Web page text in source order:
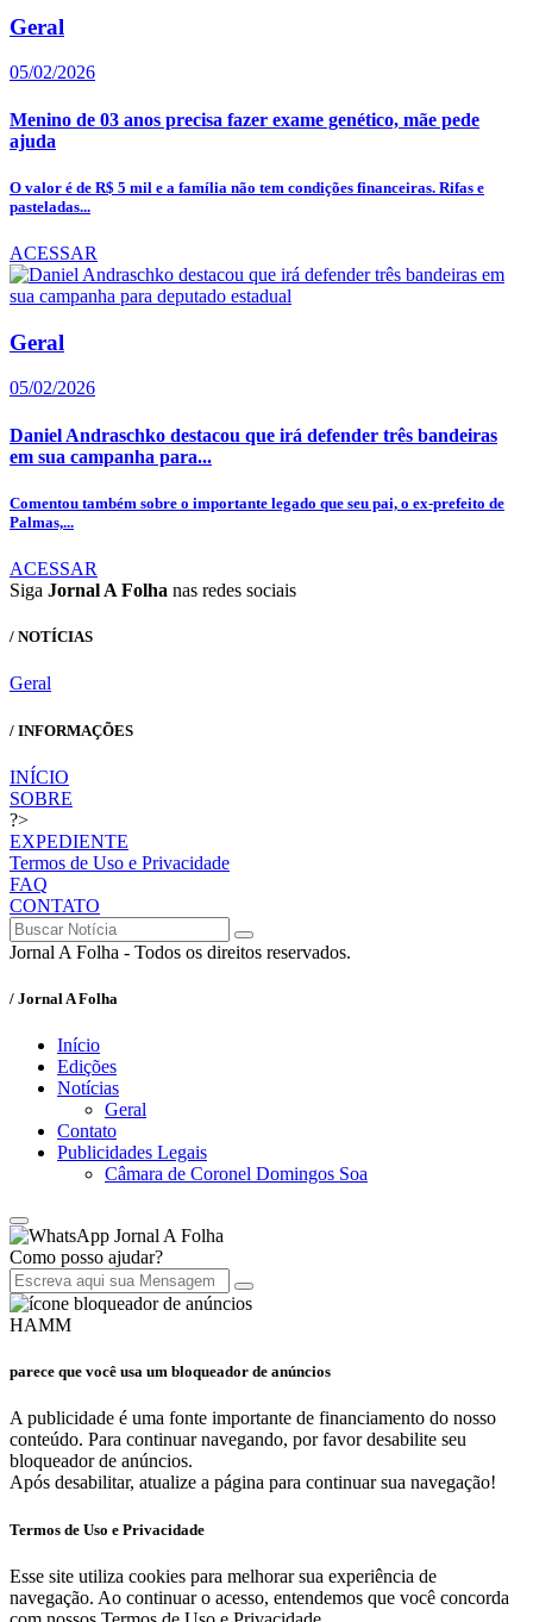
Geral
05/02/2026
Menino de 03 anos precisa fazer exame genético, mãe pede
ajuda
O valor é de R$ 5 mil e a família não tem condições financeiras. Rifas e
pasteladas...
ACESSAR
Geral
05/02/2026
Daniel Andraschko destacou que irá defender três bandeiras
em sua campanha para...
Comentou também sobre o importante legado que seu pai, o ex-prefeito de
Palmas,...
ACESSAR
Siga Jornal A Folha nas redes sociais
/ NOTÍCIAS
Geral
/ INFORMAÇÕES
INÍCIO
SOBRE
?>
EXPEDIENTE
Termos de Uso e Privacidade
FAQ
CONTATO
Jornal A Folha - Todos os direitos reservados.
/ Jornal A Folha
Início
Edições
Notícias
Geral
Contato
Publicidades Legais
Câmara de Coronel Domingos Soa
Jornal A Folha
Como posso ajudar?
HAMM
parece que você usa um bloqueador de anúncios
A publicidade é uma fonte importante de financiamento do nosso
conteúdo. Para continuar navegando, por favor desabilite seu
bloqueador de anúncios.
Após desabilitar, atualize a página para continuar sua navegação!
Termos de Uso e Privacidade
Esse site utiliza cookies para melhorar sua experiência de
navegação. Ao continuar o acesso, entendemos que você concorda